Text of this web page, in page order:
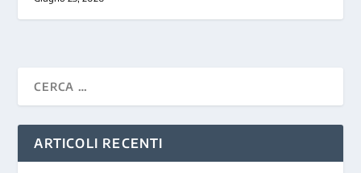
ARTICOLI RECENTI